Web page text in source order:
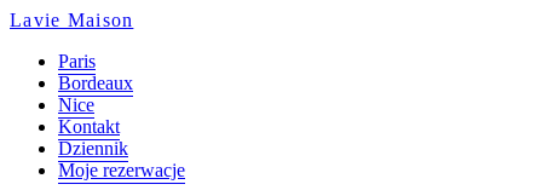
Lavie Maison
Paris
Bordeaux
Nice
Kontakt
Dziennik
Moje rezerwacje